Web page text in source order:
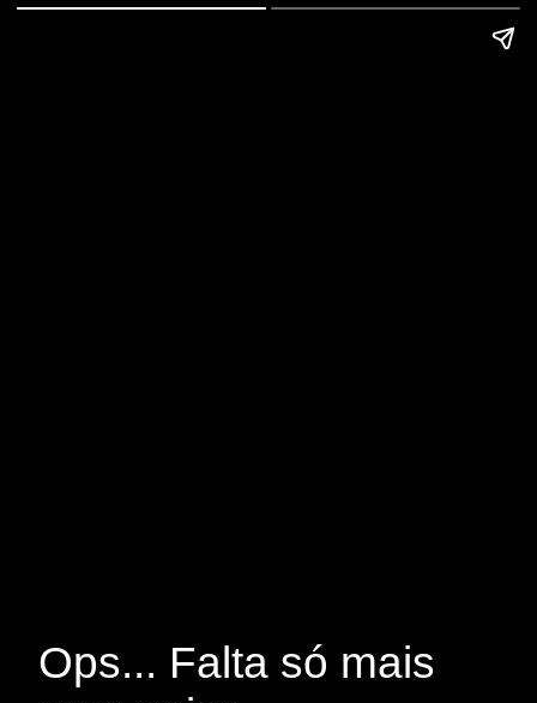
Ops... Falta só mais